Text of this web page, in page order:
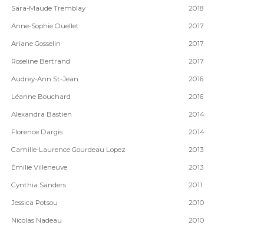
Sara-Maude Tremblay 2018
Anne-Sophie Ouellet 2017
Ariane Gosselin 2017
Roseline Bertrand 2017
Audrey-Ann St-Jean 2016
Léanne Bouchard 2016
Alexandra Bastien 2014
Florence Dargis 2014
Camille-Laurence Gourdeau Lopez 2013
Émilie Villeneuve 2013
Cynthia Sanders 2011
Jessica Potsou 2010
Nicolas Nadeau 2010